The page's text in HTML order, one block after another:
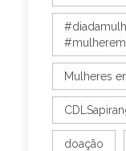
Mulheres
doação